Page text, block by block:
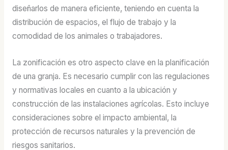
diseñarlos de manera eficiente, teniendo en cuenta la
distribución de espacios, el flujo de trabajo y la
comodidad de los animales o trabajadores.
La zonificación es otro aspecto clave en la planificación
de una granja. Es necesario cumplir con las regulaciones
y normativas locales en cuanto a la ubicación y
construcción de las instalaciones agrícolas. Esto incluye
consideraciones sobre el impacto ambiental, la
protección de recursos naturales y la prevención de
riesgos sanitarios.